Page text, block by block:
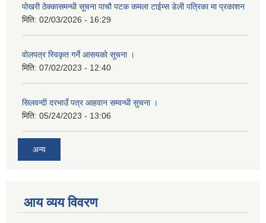
पोखरी ठेक्कासमन्धी सूचना पाचौ पटक कमला टाईम्स डेली पत्रिका मा प्रकाशन
मिति: 02/03/2026 - 16:29
वोलपत्र स्विकृत गर्ने आसयकाे सूचना ।
मिति: 07/02/2023 - 12:40
सिलवन्दी दरभाउँ पत्र आहवान सम्वन्धी सुचना ।
मिति: 05/24/2023 - 13:06
अन्य
आय व्यय विवरण